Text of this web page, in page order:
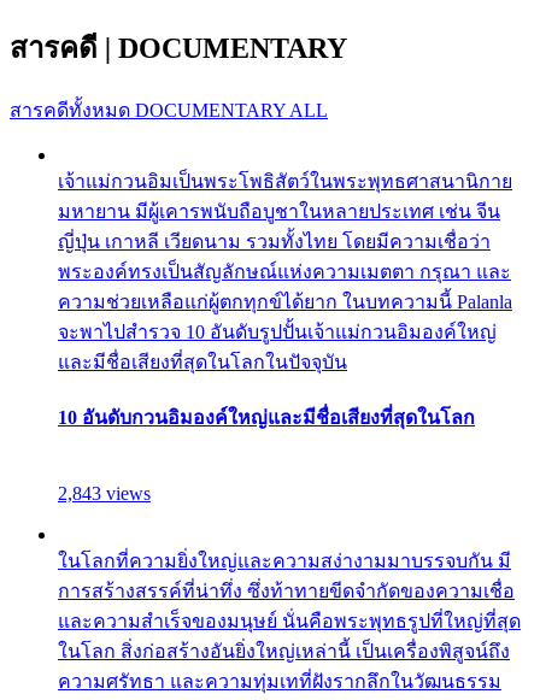
สารคดี | DOCUMENTARY
สารคดีทั้งหมด DOCUMENTARY ALL
เจ้าแม่กวนอิมเป็นพระโพธิสัตว์ในพระพุทธศาสนานิกาย
มหายาน มีผู้เคารพนับถือบูชาในหลายประเทศ เช่น จีน
ญี่ปุ่น เกาหลี เวียดนาม รวมทั้งไทย โดยมีความเชื่อว่า
พระองค์ทรงเป็นสัญลักษณ์แห่งความเมตตา กรุณา และ
ความช่วยเหลือแก่ผู้ตกทุกข์ได้ยาก ในบทความนี้ Palanla
จะพาไปสำรวจ 10 อันดับรูปปั้นเจ้าแม่กวนอิมองค์ใหญ่
และมีชื่อเสียงที่สุดในโลกในปัจจุบัน
10 อันดับกวนอิมองค์ใหญ่และมีชื่อเสียงที่สุดในโลก
2,843 views
ในโลกที่ความยิ่งใหญ่และความสง่างามมาบรรจบกัน มี
การสร้างสรรค์ที่น่าทึ่ง ซึ่งท้าทายขีดจำกัดของความเชื่อ
และความสำเร็จของมนุษย์ นั่นคือพระพุทธรูปที่ใหญ่ที่สุด
ในโลก สิ่งก่อสร้างอันยิ่งใหญ่เหล่านี้ เป็นเครื่องพิสูจน์ถึง
ความศรัทธา และความทุ่มเทที่ฝังรากลึกในวัฒนธรรม